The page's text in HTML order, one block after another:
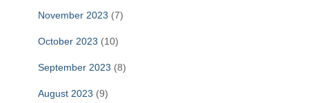
November 2023 (7)
October 2023 (10)
September 2023 (8)
August 2023 (9)